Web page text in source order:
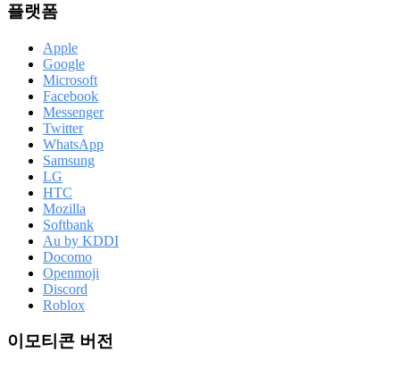
플랫폼
Apple
Google
Microsoft
Facebook
Messenger
Twitter
WhatsApp
Samsung
LG
HTC
Mozilla
Softbank
Au by KDDI
Docomo
Openmoji
Discord
Roblox
이모티콘 버전